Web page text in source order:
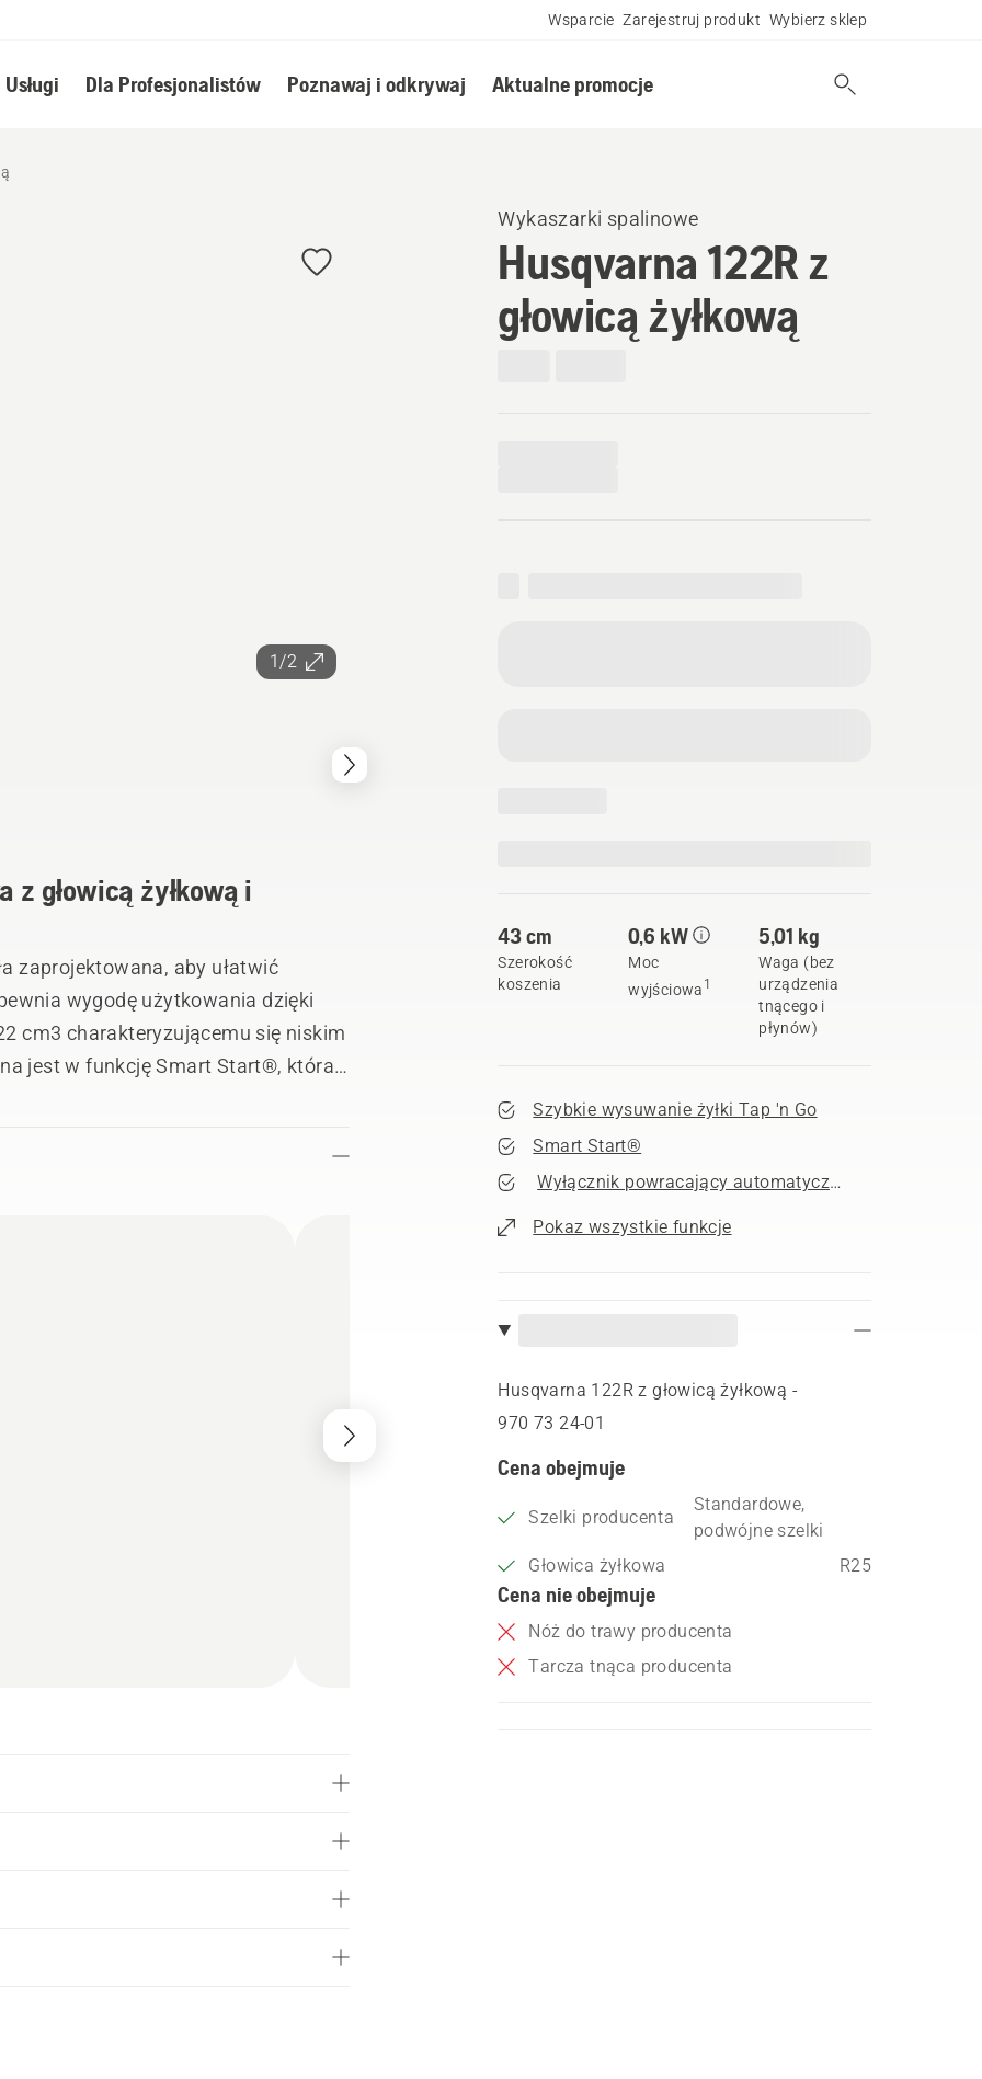
Wsparcie Zarejestruj produkt Wybierz sklep
Usługi Dla Profesjonalistów Poznawaj i odkrywaj Aktualne promocje
1/2
Wykaszarki spalinowe
Husqvarna 122R z
głowicą żyłkową
43 cm
Szerokość
koszenia
0,6 kW
Moc
wyjściowa 1
5,01 kg
Waga (bez
urządzenia
tnącego i
płynów)
Szybkie wysuwanie żyłki Tap 'n Go
Smart Start®
Wyłącznik powracający automatycznie do pozycji
Pokaz wszystkie funkcje
Husqvarna 122R z głowicą żyłkową -
970 73 24‑01
Cena obejmuje
Szelki producenta
Standardowe,
podwójne szelki
Głowica żyłkowa
R25
Cena nie obejmuje
Nóż do trawy producenta
Tarcza tnąca producenta
głowicą żyłkową i
zaprojektowana, aby ułatwić
wygodę użytkowania dzięki
cm3 charakteryzującemu się niskim
jest w funkcję Smart Start®, która
jest automatycznie resetowany